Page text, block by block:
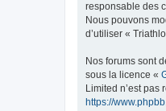
responsable des
Nous pouvons
d’utiliser «
Nos forums sont
sous la licence «
Limited n’est
https://